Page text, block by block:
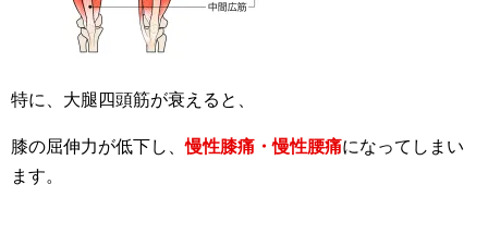
特に、大腿四頭筋が衰えると、
膝の屈伸力が低下し、慢性膝痛・慢性腰痛になってしまい
ます。